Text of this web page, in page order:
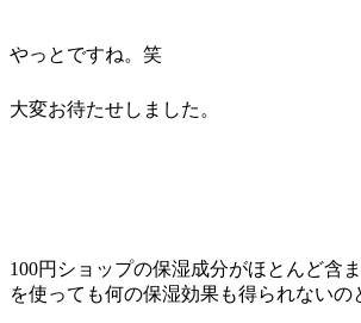
やっとですね。笑
大変お待たせしました。
100円ショップの保湿成分がほとんど含
を使っても何の保湿効果も得られないの